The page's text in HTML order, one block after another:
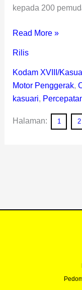
kepada 200
Read More »
Rilis
Kodam XVIII/
Motor Penggerak,
kasuari,
Halaman: 1 2